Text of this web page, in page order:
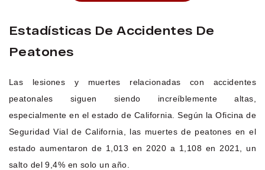
Estadísticas De Accidentes De
Peatones
Las lesiones y muertes relacionadas con accidentes
peatonales siguen siendo increíblemente altas,
especialmente en el estado de California. Según la Oficina de
Seguridad Vial de California, las muertes de peatones en el
estado aumentaron de 1,013 en 2020 a 1,108 en 2021, un
salto del 9,4% en solo un año.